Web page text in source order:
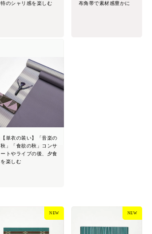
特のシャリ感を楽しむ
布角帯で素材感豊かに
【単衣の装い】「音楽の
秋」「食欲の秋」コンサ
ートやライブの後、夕食
を楽しむ
NEW NEW